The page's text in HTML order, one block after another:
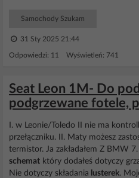
Samochody Szukam
31 Sty 2025 21:44
Odpowiedzi: 11 Wyświetleń: 741
Seat Leon 1M- Do
podgrzewane fotele,
I. w Leonie/Toledo II nie ma
przełączniku. II. Maty możesz
termistor. Ja zakładałem Z BMW
schemat który dodałeś dotyczy
Nie dotyczy składania lusterek.